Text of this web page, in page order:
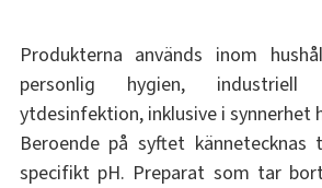
Produkterna används inom
personlig hygien,
ytdesinfektion, inklusive i synnerhet
Beroende på syftet
specifikt pH. Preparat som tar